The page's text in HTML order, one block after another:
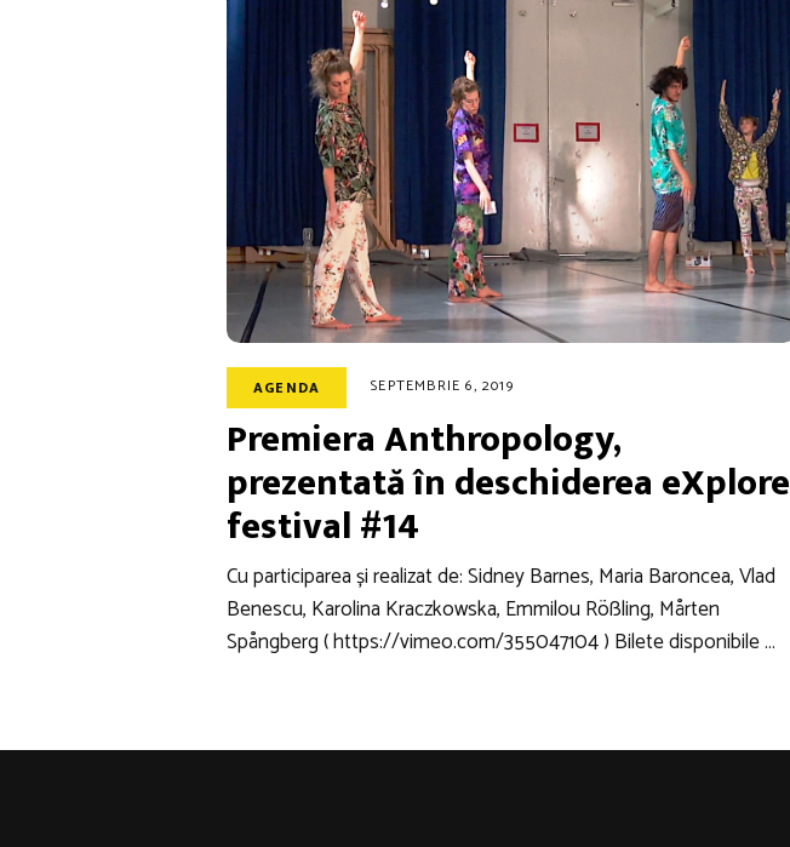
AGENDA SEPTEMBRIE 6, 2019
Premiera Anthropology,
prezentată în deschiderea eXplore
festival #14
Cu participarea și realizat de: Sidney Barnes, Maria Baroncea, Vlad
Benescu, Karolina Kraczkowska, Emmilou Rößling, Mårten
Spångberg ( https://vimeo.com/355047104 ) Bilete disponibile …